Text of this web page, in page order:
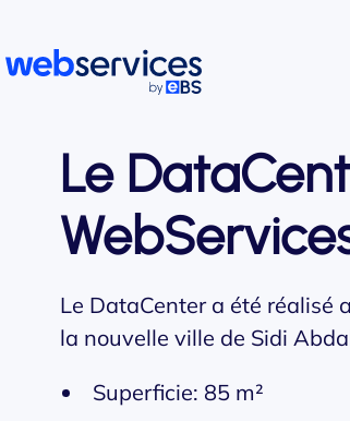
principal
Le
Le DataCenter a été réalisé
la nouvelle ville de Sidi
Superficie: 85 m²